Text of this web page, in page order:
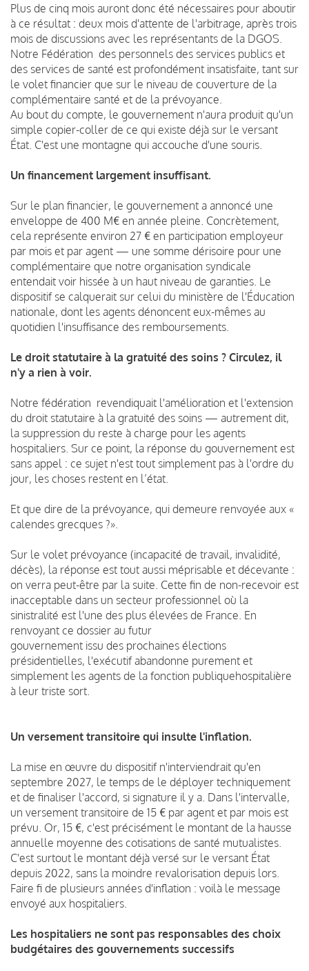
Plus de cinq mois auront donc été nécessaires pour aboutir
à ce résultat : deux mois d'attente de l'arbitrage, après trois
mois de discussions avec les représentants de la DGOS.
Notre Fédération des personnels des services publics et
des services de santé est profondément insatisfaite, tant sur
le volet financier que sur le niveau de couverture de la
complémentaire santé et de la prévoyance.
Au bout du compte, le gouvernement n'aura produit qu'un
simple copier-coller de ce qui existe déjà sur le versant
État. C'est une montagne qui accouche d'une souris.
Un financement largement insuffisant.
Sur le plan financier, le gouvernement a annoncé une
enveloppe de 400 M€ en année pleine. Concrètement,
cela représente environ 27 € en participation employeur
par mois et par agent — une somme dérisoire pour une
complémentaire que notre organisation syndicale
entendait voir hissée à un haut niveau de garanties. Le
dispositif se calquerait sur celui du ministère de l'Éducation
nationale, dont les agents dénoncent eux-mêmes au
quotidien l'insuffisance des remboursements.
Le droit statutaire à la gratuité des soins ? Circulez, il
n'y a rien à voir.
Notre fédération revendiquait l'amélioration et l'extension
du droit statutaire à la gratuité des soins — autrement dit,
la suppression du reste à charge pour les agents
hospitaliers. Sur ce point, la réponse du gouvernement est
sans appel : ce sujet n'est tout simplement pas à l'ordre du
jour, les choses restent en l’état.
Et que dire de la prévoyance, qui demeure renvoyée aux «
calendes grecques ?».
Sur le volet prévoyance (incapacité de travail, invalidité,
décès), la réponse est tout aussi méprisable et décevante :
on verra peut-être par la suite. Cette fin de non-recevoir est
inacceptable dans un secteur professionnel où la
sinistralité est l'une des plus élevées de France. En
renvoyant ce dossier au futur
gouvernement issu des prochaines élections
présidentielles, l'exécutif abandonne purement et
simplement les agents de la fonction publiquehospitalière
à leur triste sort.
Un versement transitoire qui insulte l'inflation.
La mise en œuvre du dispositif n'interviendrait qu'en
septembre 2027, le temps de le déployer techniquement
et de finaliser l'accord, si signature il y a. Dans l'intervalle,
un versement transitoire de 15 € par agent et par mois est
prévu. Or, 15 €, c'est précisément le montant de la hausse
annuelle moyenne des cotisations de santé mutualistes.
C'est surtout le montant déjà versé sur le versant État
depuis 2022, sans la moindre revalorisation depuis lors.
Faire fi de plusieurs années d'inflation : voilà le message
envoyé aux hospitaliers.
Les hospitaliers ne sont pas responsables des choix
budgétaires des gouvernements successifs